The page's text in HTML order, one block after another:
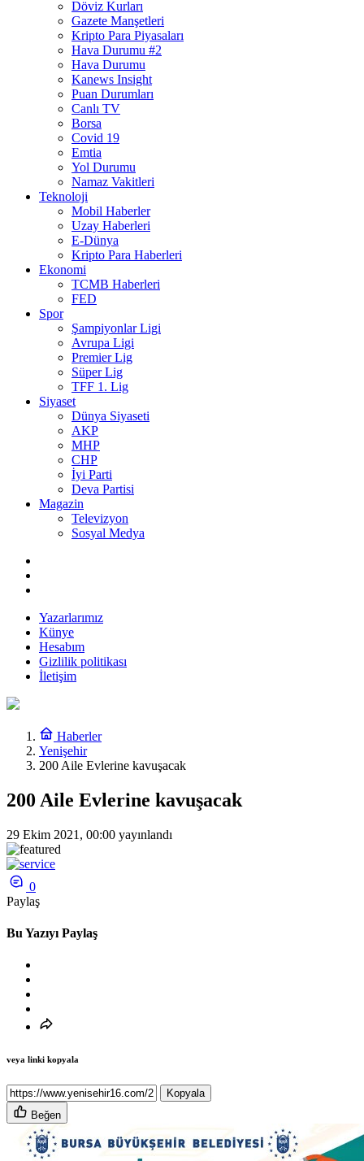
Döviz Kurları
Gazete Manşetleri
Kripto Para Piyasaları
Hava Durumu #2
Hava Durumu
Kanews Insight
Puan Durumları
Canlı TV
Borsa
Covid 19
Emtia
Yol Durumu
Namaz Vakitleri
Teknoloji
Mobil Haberler
Uzay Haberleri
E-Dünya
Kripto Para Haberleri
Ekonomi
TCMB Haberleri
FED
Spor
Şampiyonlar Ligi
Avrupa Ligi
Premier Lig
Süper Lig
TFF 1. Lig
Siyaset
Dünya Siyaseti
AKP
MHP
CHP
İyi Parti
Deva Partisi
Magazin
Televizyon
Sosyal Medya
Yazarlarımız
Künye
Hesabım
Gizlilik politikası
İletişim
Haberler
Yenişehir
200 Aile Evlerine kavuşacak
200 Aile Evlerine kavuşacak
29 Ekim 2021, 00:00 yayınlandı
0
Paylaş
Bu Yazıyı Paylaş
veya linki kopyala
Kopyala
Beğen